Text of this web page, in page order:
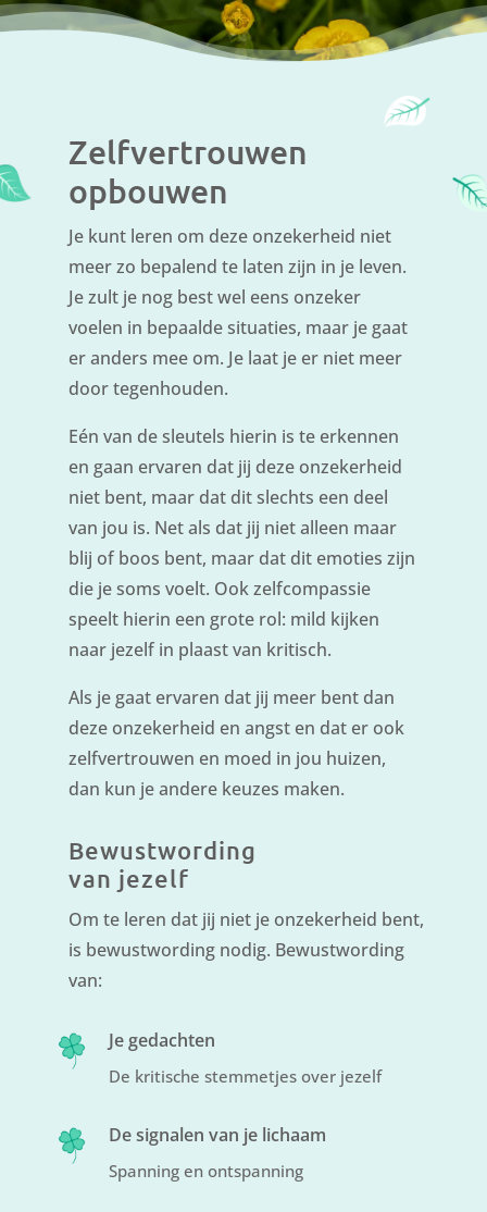
Zelfvertrouwen
opbouwen
Je kunt leren om deze onzekerheid niet
meer zo bepalend te laten zijn in je leven.
Je zult je nog best wel eens onzeker
voelen in bepaalde situaties, maar je gaat
er anders mee om. Je laat je er niet meer
door tegenhouden.
Eén van de sleutels hierin is te erkennen
en gaan ervaren dat jij deze onzekerheid
niet bent, maar dat dit slechts een deel
van jou is. Net als dat jij niet alleen maar
blij of boos bent, maar dat dit emoties zijn
die je soms voelt. Ook zelfcompassie
speelt hierin een grote rol: mild kijken
naar jezelf in plaast van kritisch.
Als je gaat ervaren dat jij meer bent dan
deze onzekerheid en angst en dat er ook
zelfvertrouwen en moed in jou huizen,
dan kun je andere keuzes maken.
Bewustwording
van jezelf
Om te leren dat jij niet je onzekerheid bent,
is bewustwording nodig. Bewustwording
van:
Je gedachten
De kritische stemmetjes over jezelf
De signalen van je lichaam
Spanning en ontspanning